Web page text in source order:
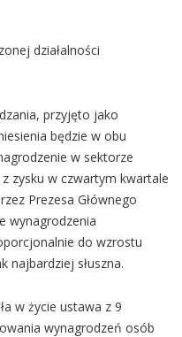
działalności
przyjęto jako
będzie w obu
w sektorze
zysku w czwartym kwartale
Prezesa Głównego
wynagrodzenia
do wzrostu
najbardziej słuszna.
w życie ustawa z 9
wynagrodzeń osób